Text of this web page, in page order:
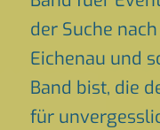
der Suche
Eichenau und
Band bist, die
für